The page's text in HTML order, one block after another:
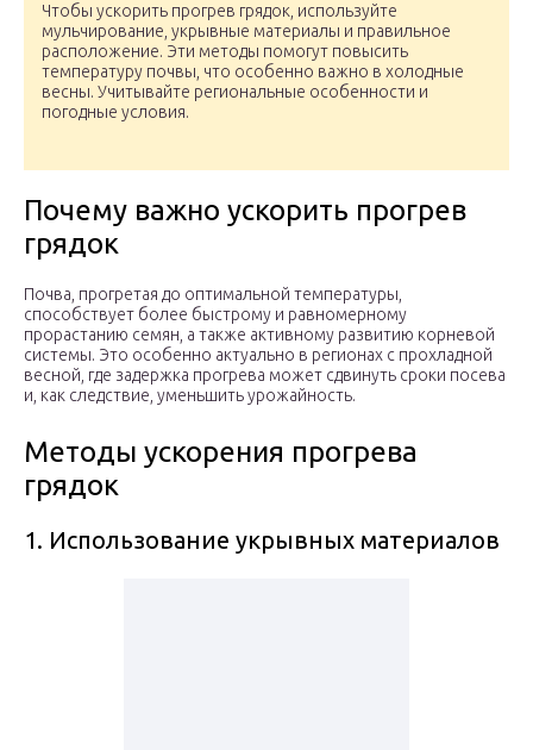
Чтобы ускорить прогрев грядок, используйте
мульчирование, укрывные материалы и правильное
расположение. Эти методы помогут повысить
температуру почвы, что особенно важно в холодные
весны. Учитывайте региональные особенности и
погодные условия.
Почему важно ускорить прогрев
грядок
Почва, прогретая до оптимальной температуры,
способствует более быстрому и равномерному
прорастанию семян, а также активному развитию корневой
системы. Это особенно актуально в регионах с прохладной
весной, где задержка прогрева может сдвинуть сроки посева
и, как следствие, уменьшить урожайность.
Методы ускорения прогрева
грядок
1. Использование укрывных материалов